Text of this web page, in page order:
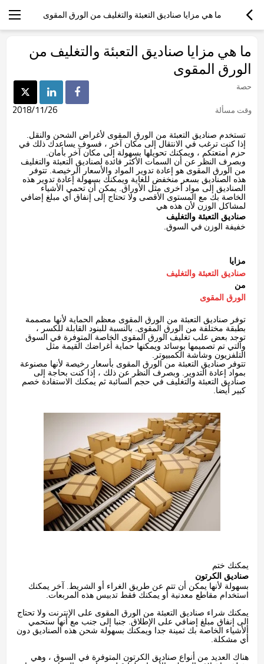
ما هي مزايا صناديق التعبئة والتغليف من الورق المقوى
ما هي مزايا صناديق التعبئة والتغليف من
الورق المقوى
حصة
وقت مسألة
2018/11/26
تستخدم صناديق التعبئة من الورق المقوى لأغراض الشحن والنقل.
إذا كنت ترغب في الانتقال إلى مكان آخر ، فسوف يساعدك ذلك في
حزم أمتعتكم ، ويمكنك تحويلها بسهولة إلى مكان آخر بأمان.
وبصرف النظر عن أن السمات الأكثر فائدة لصناديق التعبئة والتغليف
من الورق المقوى هو إعادة تدوير المواد والأسعار الرخيصة. تتوفر
هذه الصناديق بسعر منخفض للغاية ويمكنك بسهولة إعادة تدوير هذه
الصناديق إلى مواد أخرى مثل الأوراق. يمكن أن تحمي الأشياء
الخاصة بك مع المستوى الأقصى ولا تحتاج إلى إنفاق أي مبلغ إضافي
لمشاكل الوزن لأن هذه هي
صناديق التعبئة والتغليف
خفيفة الوزن في السوق.
مزايا
صناديق التعبئة والتغليف
من
الورق المقوى
توفر صناديق التعبئة من الورق المقوى معظم الحماية لأنها مصممة
بطبقة مختلفة من الورق المقوى. بالنسبة للبنود القابلة للكسر ،
توجد بعض علب تغليف الورق المقوى الخاصة المتوفرة في السوق
والتي تم تصميمها بوسائد ويمكنها حماية أغراضك القيمة مثل
التلفزيون وشاشة الكمبيوتر.
تتوفر صناديق التعبئة من الورق المقوى بأسعار رخيصة لأنها مصنوعة
بمواد إعادة التدوير. وبصرف النظر عن ذلك ، إذا كنت بحاجة إلى
صناديق التعبئة والتغليف في حجم السائبة ثم يمكنك الاستفادة خصم
كبير أيضا.
يمكنك ختم
صناديق الكرتون
بسهولة لأنها يمكن أن تتم عن طريق الغراء أو الشريط. آخر يمكنك
استخدام مقاطع معدنية أو يمكنك فقط تدبيس هذه المربعات.
يمكنك شراء صناديق التعبئة من الورق المقوى على الإنترنت ولا تحتاج
إلى إنفاق مبلغ إضافي على الإطلاق. جنبا إلى جنب مع أنها ستحمي
الأشياء الخاصة بك ثمينة جدا ويمكنك بسهولة شحن هذه الصناديق دون
أي مشكلة.
هناك العديد من أنواع صناديق الكرتون المتوفرة في السوق ، وهي